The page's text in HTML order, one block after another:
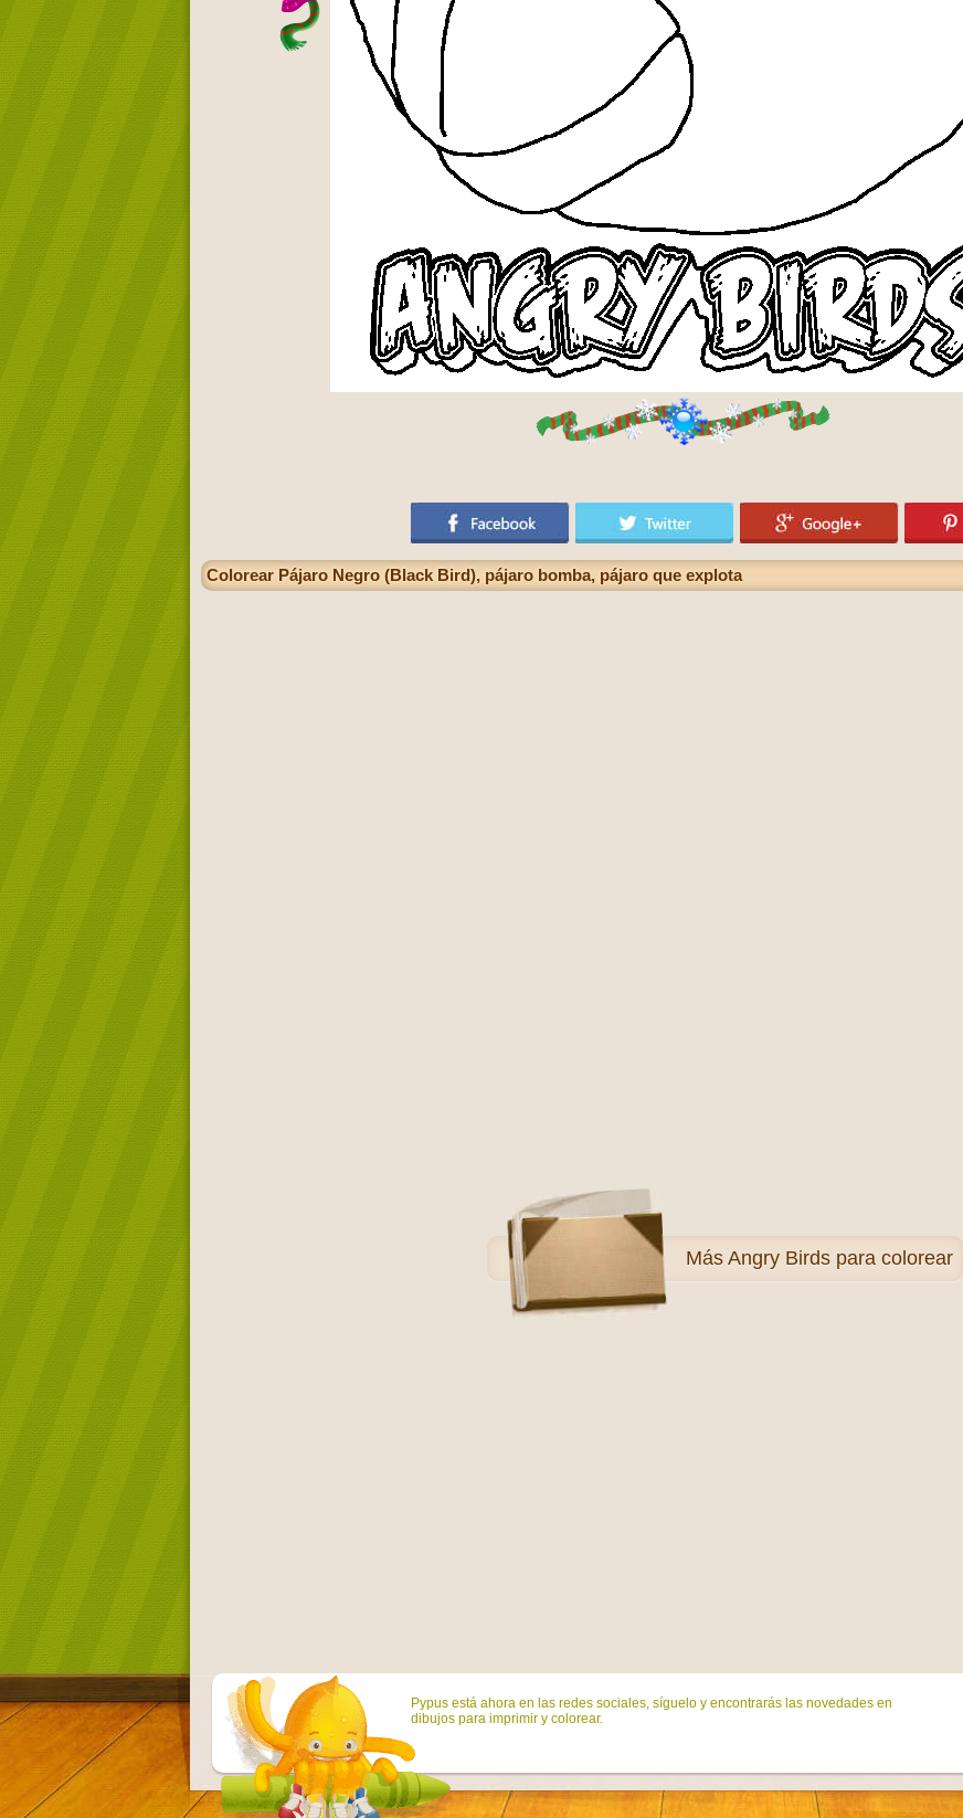
Colorear Pájaro Negro (Black Bird), pájaro bomba, pájaro que explota
Más Angry Birds para colorear
Pypus está ahora en las redes sociales, síguelo y encontrarás las novedades en
dibujos para imprimir y colorear.